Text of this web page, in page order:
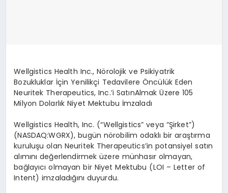
Wellgistics Health Inc., Nörolojik ve Psikiyatrik
Bozukluklar İçin Yenilikçi Tedavilere Öncülük Eden
Neuritek Therapeutics, Inc.’i SatınAlmakÜzere 105
Milyon Dolarlık Niyet Mektubu İmzaladı
Wellgistics Health, Inc. (“Wellgistics” veya “Şirket”)
(NASDAQ:WGRX), bugün nörobilim odaklı bir araştırma
kuruluşu olan Neuritek Therapeutics’in potansiyel satın
alımını değerlendirmek üzere münhasır olmayan,
bağlayıcı olmayan bir Niyet Mektubu (LOI – Letterof
Intent) imzaladığını duyurdu.